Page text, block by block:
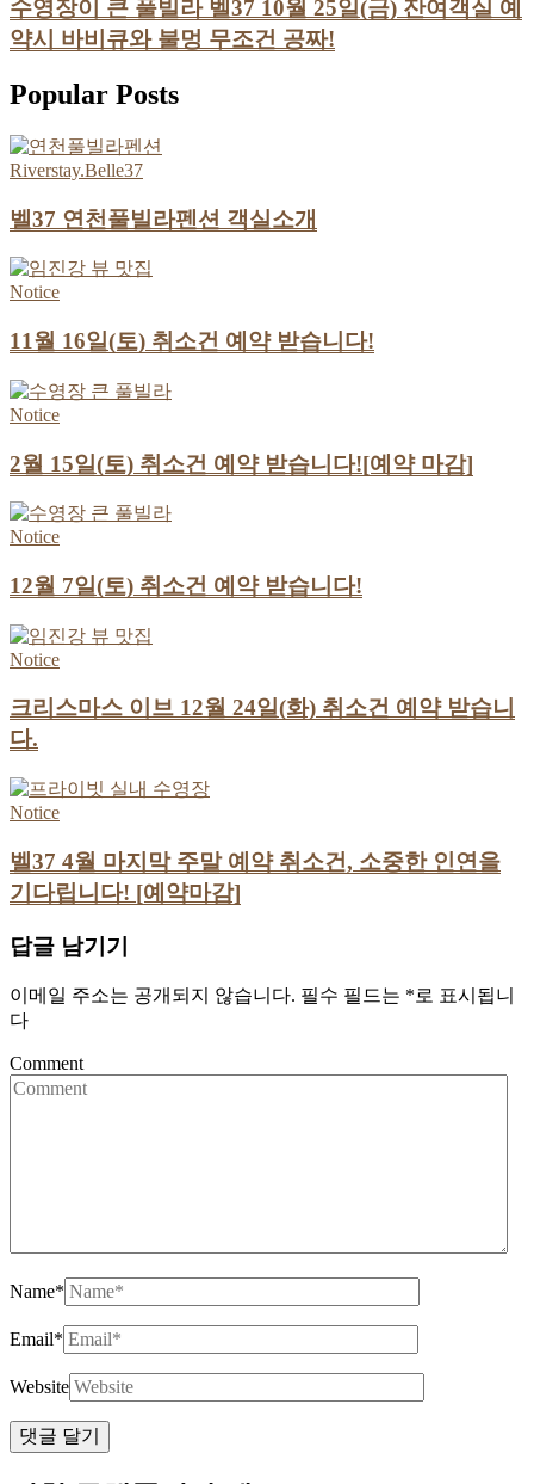
수영장이 큰 풀빌라 벨37 10월 25일(금) 잔여객실 예
약시 바비큐와 불멍 무조건 공짜!
Popular Posts
Riverstay.Belle37
벨37 연천풀빌라펜션 객실소개
Notice
11월 16일(토) 취소건 예약 받습니다!
Notice
2월 15일(토) 취소건 예약 받습니다![예약 마감]
Notice
12월 7일(토) 취소건 예약 받습니다!
Notice
크리스마스 이브 12월 24일(화) 취소건 예약 받습니
다.
Notice
벨37 4월 마지막 주말 예약 취소건, 소중한 인연을
기다립니다! [예약마감]
답글 남기기
이메일 주소는 공개되지 않습니다. 필수 필드는 *로 표시됩니
다
Comment
Name*
Email*
Website